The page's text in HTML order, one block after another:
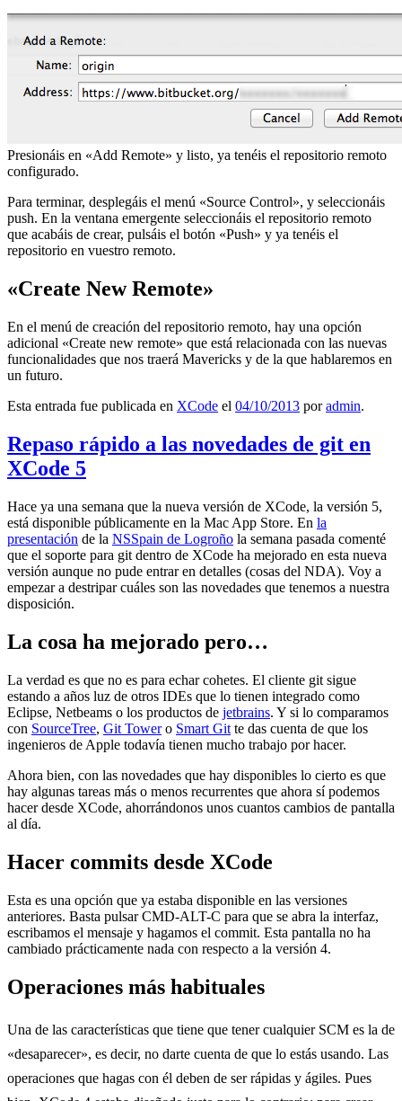
Presionáis en «Add Remote» y listo, ya tenéis el repositorio remoto
configurado.
Para terminar, desplegáis el menú «Source Control», y seleccionáis
push. En la ventana emergente seleccionáis el repositorio remoto
que acabáis de crear, pulsáis el botón «Push» y ya tenéis el
repositorio en vuestro remoto.
«Create New Remote»
En el menú de creación del repositorio remoto, hay una opción
adicional «Create new remote» que está relacionada con las nuevas
funcionalidades que nos traerá Mavericks y de la que hablaremos en
un futuro.
Esta entrada fue publicada en XCode el 04/10/2013 poradmin.
Repaso rápido a las novedades de git en
XCode 5
Hace ya una semana que la nueva versión de XCode, la versión 5,
está disponible públicamente en la Mac App Store. En la
presentación de la NSSpain de Logroño la semana pasada comenté
que el soporte para git dentro de XCode ha mejorado en esta nueva
versión aunque no pude entrar en detalles (cosas del NDA). Voy a
empezar a destripar cuáles son las novedades que tenemos a nuestra
disposición.
La cosa ha mejorado pero…
La verdad es que no es para echar cohetes. El cliente git sigue
estando a años luz de otros IDEs que lo tienen integrado como
Eclipse, Netbeams o los productos de jetbrains. Y si lo comparamos
con SourceTree, Git Towero Smart Git te das cuenta de que los
ingenieros de Apple todavía tienen mucho trabajo por hacer.
Ahora bien, con las novedades que hay disponibles lo cierto es que
hay algunas tareas más o menos recurrentes que ahora sí podemos
hacer desde XCode, ahorrándonos unos cuantos cambios de pantalla
al día.
Hacer commits desde XCode
Esta es una opción que ya estaba disponible en las versiones
anteriores. Basta pulsar CMD-ALT-C para que se abra la interfaz,
escribamos el mensaje y hagamos el commit. Esta pantalla no ha
cambiado prácticamente nada con respecto a la versión 4.
Operaciones más habituales
Una de las características que tiene que tener cualquier SCM es la de
«desaparecer», es decir, no darte cuenta de que lo estás usando. Las
operaciones que hagas con él deben de ser rápidas y ágiles. Pues